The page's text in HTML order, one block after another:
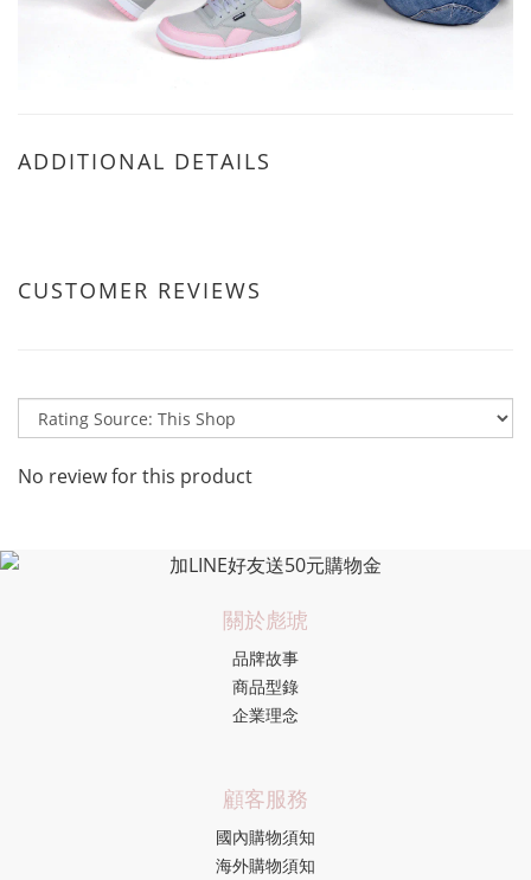
ADDITIONAL DETAILS
CUSTOMER REVIEWS
No review for this product
關於彪琥
品牌故事
商品型錄
企業理念
顧客服務
國內購物須知
海外購物須知